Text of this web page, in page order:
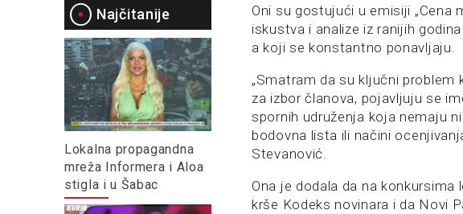
Najčitanije
Lokalna propagandna
mreža Informera i Aloa
stigla i u Šabac
Oni su gostujući u emisiji „Cena
iskustva i analize iz ranijih
a koji se konstantno ponavljaju.
„Smatram da su ključni
za izbor članova, pojavljuju se
spornih udruženja koja nemaju
bodovna lista ili načini
Stevanović.
Ona je dodala da na
krše Kodeks novinara i da Novi